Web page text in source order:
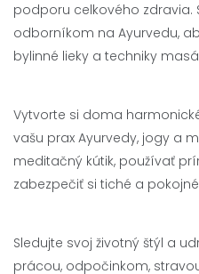
podporu celkového zdravia.
odborníkom na Ayurvedu,
bylinné lieky a techniky
Vytvorte si doma
vašu prax Ayurvedy, jogy a
meditačný kútik, používať
zabezpečiť si tiché a
Sledujte svoj životný štýl a
prácou, odpočinkom,